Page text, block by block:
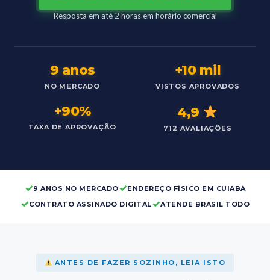
Resposta em até 2 horas em horário comercial
9 anos
NO MERCADO
+10 mil
VISTOS APROVADOS
+90%
TAXA DE APROVAÇÃO
4,9
712 AVALIAÇÕES
✓9 ANOS NO MERCADO✓ENDEREÇO FÍSICO EM CUIABÁ
✓CONTRATO ASSINADO DIGITAL✓ATENDE BRASIL TODO
ANTES DE FAZER SOZINHO, LEIA ISTO